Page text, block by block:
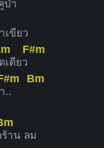
ป่า
เขียว
ดเดียว
F#m
..
Bm
ร้าน ลม